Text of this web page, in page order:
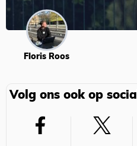
Floris Roos
Volg ons ook op social